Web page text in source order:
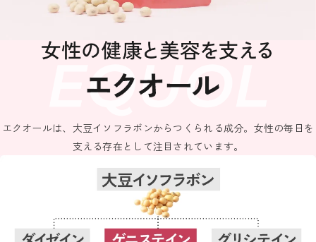
エクオールは、大豆イソフラボンからつくられる成分。女性の毎日を
支える存在として注目されています。